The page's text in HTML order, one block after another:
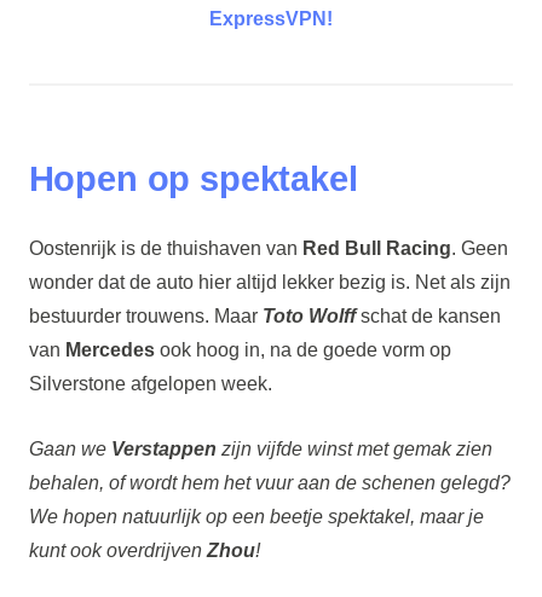
ExpressVPN!
Hopen op spektakel
Oostenrijk is de thuishaven van Red Bull Racing. Geen
wonder dat de auto hier altijd lekker bezig is. Net als zijn
bestuurder trouwens. MaarToto Wolff schat de kansen
van Mercedesook hoog in, na de goede vorm op
Silverstone afgelopen week.
Gaan we Verstappen zijn vijfde winst met gemak zien
behalen, of wordt hem het vuur aan de schenen gelegd?
We hopen natuurlijk op een beetje spektakel, maar je
kunt ook overdrijven Zhou!